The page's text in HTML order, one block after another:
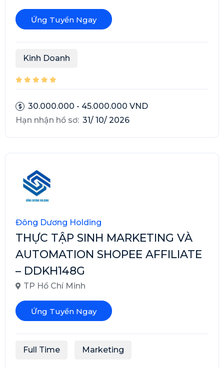
Ứng Tuyển Ngay
Kinh Doanh
30.000.000 - 45.000.000 VND
Hạn nhận hồ sơ: 31/ 10/ 2026
Đông Dương Holding
THỰC TẬP SINH MARKETING VÀ
AUTOMATION SHOPEE AFFILIATE
– DDKH148G
TP Hồ Chí Minh
Ứng Tuyển Ngay
Full Time Marketing